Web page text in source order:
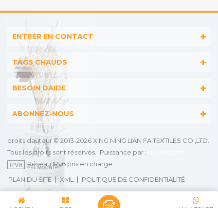
ENTRER EN CONTACT
TAGS CHAUDS
BESOIN DAIDE
ABONNEZ-NOUS
droits dauteur © 2013-2026 XING NING LIAN FA TEXTILES CO.,LTD.
Tous les droits sont réservés.
Puissance par :
Réseau IPv6 pris en charge
PLAN DU SITE| XML | POLITIQUE DE CONFIDENTIALITÉ